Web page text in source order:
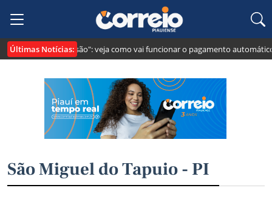
Últimas Notícias:
Lei cria o "Pix Pensão": veja como vai funcionar o pagamento
São Miguel do Tapuio - PI